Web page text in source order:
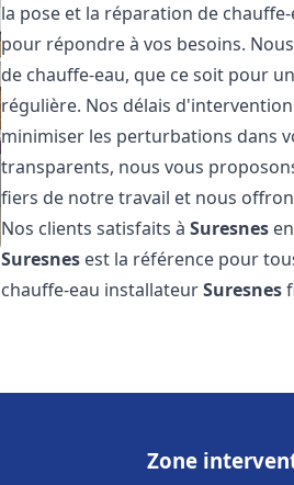
la pose et la réparation de
pour répondre à vos besoins.
de chauffe-eau, que ce soit pour
régulière. Nos délais
minimiser les perturbations dans
transparents, nous vous
fiers de notre travail et nous
Nos clients satisfaits àSuresnes
Suresnes est la référence pour
chauffe-eau installateurSuresnes
Zone